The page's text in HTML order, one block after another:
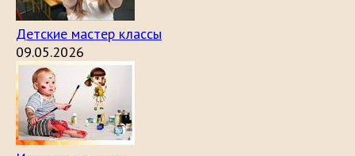
Детские мастер классы
09.05.2026